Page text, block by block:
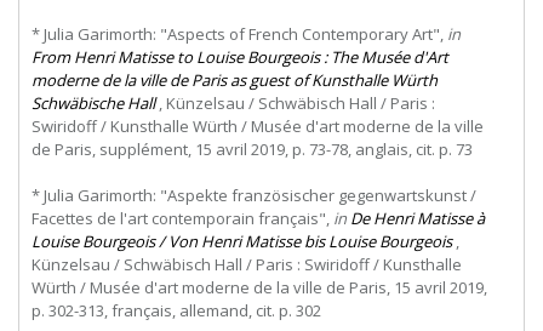
* Julia Garimorth: "Aspects of French Contemporary Art", in
From Henri Matisse to Louise Bourgeois : The Musée d'Art
moderne de la ville de Paris as guest of Kunsthalle Würth
Schwäbische Hall, Künzelsau / Schwäbisch Hall / Paris :
Swiridoff / Kunsthalle Würth / Musée d'art moderne de la ville
de Paris, supplément, 15 avril 2019, p. 73-78, anglais, cit. p. 73
* Julia Garimorth: "Aspekte französischer gegenwartskunst /
Facettes de l'art contemporain français", in De Henri Matisse à
Louise Bourgeois / Von Henri Matisse bis Louise Bourgeois,
Künzelsau / Schwäbisch Hall / Paris : Swiridoff / Kunsthalle
Würth / Musée d'art moderne de la ville de Paris, 15 avril 2019,
p. 302-313, français, allemand, cit. p. 302